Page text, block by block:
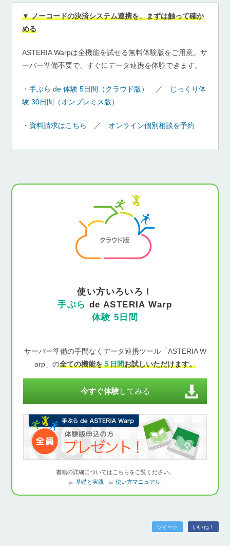
▼ ノーコードの決済システム連携を、まずは触って確か
める
ASTERIA Warpは全機能を試せる無料体験版をご用意。サ
ーバー準備不要で、すぐにデータ連携を体験できます。
・ 手ぶら de 体験 5日間（クラウド版） ／
じっくり体
験 30日間（オンプレミス版）
・ 資料請求はこちら ／ オンライン個別相談を予約
使い方いろいろ！
手ぶら de ASTERIA Warp
体験 5日間
サーバー準備の手間なくデータ連携ツール「ASTERIA W
arp」の全ての機能を５日間お試しいただけます。
今すぐ体験してみる
書籍の詳細についてはこちらをご覧ください。
基礎と実践
使い方マニュアル
ツイート いいね！